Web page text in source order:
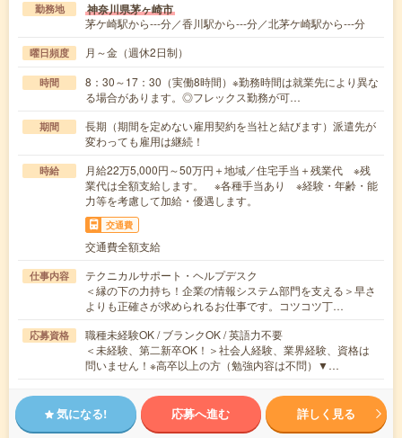
勤務地 神奈川県茅ヶ崎市
茅ケ崎駅から---分／香川駅から---分／北茅ケ崎駅から---分
曜日頻度 月～金（週休2日制）
時間
8：30～17：30（実働8時間）※勤務時間は就業先により異な
る場合があります。◎フレックス勤務が可…
期間
長期（期間を定めない雇用契約を当社と結びます）派遣先が
変わっても雇用は継続！
時給
月給22万5,000円～50万円＋地域／住宅手当＋残業代 ※残
業代は全額支給します。 ※各種手当あり ※経験・年齢・能
力等を考慮して加給・優遇します。
交通費
交通費全額支給
仕事内容
テクニカルサポート・ヘルプデスク
＜縁の下の力持ち！企業の情報システム部門を支える＞早さ
よりも正確さが求められるお仕事です。コツコツ丁…
応募資格
職種未経験OK / ブランクOK / 英語力不要
＜未経験、第二新卒OK！＞社会人経験、業界経験、資格は
問いません！※高卒以上の方（勉強内容は不問）▼…
気になる! 応募へ進む 詳しく見る